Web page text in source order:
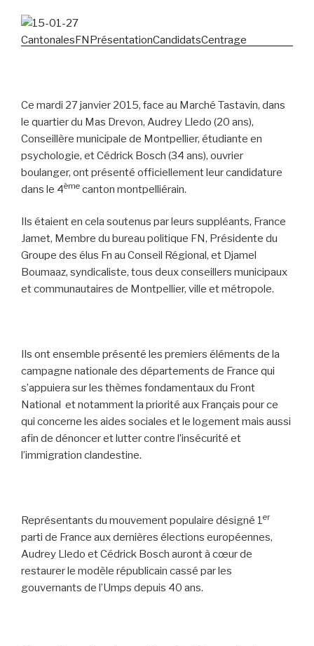
Ce mardi 27 janvier 2015, face au Marché Tastavin, dans
le quartier du Mas Drevon, Audrey Lledo (20 ans),
Conseillère municipale de Montpellier, étudiante en
psychologie, et Cédrick Bosch (34 ans), ouvrier
boulanger, ont présenté officiellement leur candidature
dans le 4ème canton montpelliérain.
Ils étaient en cela soutenus par leurs suppléants, France
Jamet, Membre du bureau politique FN, Présidente du
Groupe des élus Fn au Conseil Régional, et Djamel
Boumaaz, syndicaliste, tous deux conseillers municipaux
et communautaires de Montpellier, ville et métropole.
Ils ont ensemble présenté les premiers éléments de la
campagne nationale des départements de France qui
s’appuiera sur les thèmes fondamentaux du Front
National et notamment la priorité aux Français pour ce
qui concerne les aides sociales et le logement mais aussi
afin de dénoncer et lutter contre l’insécurité et
l’immigration clandestine.
Représentants du mouvement populaire désigné 1er
parti de France aux dernières élections européennes,
Audrey Lledo et Cédrick Bosch auront à cœur de
restaurer le modèle républicain cassé par les
gouvernants de l’Umps depuis 40 ans.